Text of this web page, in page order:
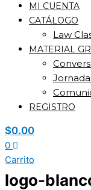
MI CUENTA
CATÁLOGO
Law
MATERIAL
REGISTRO
$0.00
0
Carrito
logo-